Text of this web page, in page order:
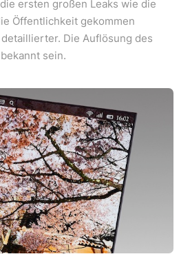
ersten großen Leaks wie die
Öffentlichkeit gekommen
Die Auflösung des
sein.